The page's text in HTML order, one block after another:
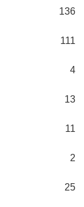
136
111
4
13
11
2
25